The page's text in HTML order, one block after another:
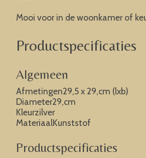
Mooi voor in de woonkamer of
Productspecificaties
Algemeen
Afmetingen29,5 x 29,cm (lxb)
Diameter29,cm
Kleurzilver
MateriaalKunststof
Productspecificaties